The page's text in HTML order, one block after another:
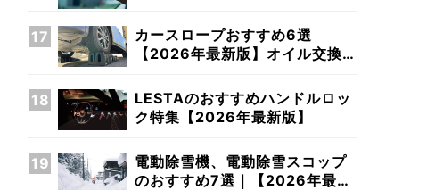
カースロープおすすめ6選
【2026年最新版】オイル交換、
LESTAのおすすめハンドルロッ
ク特集【2026年最新版】
電動除雪機、電動除雪スコップ
のおすすめ7選｜【2026年最新